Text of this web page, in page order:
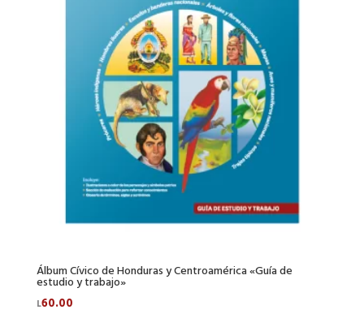
Álbum Cívico de Honduras y Centroamérica «Guía de
estudio y trabajo»
L60.00